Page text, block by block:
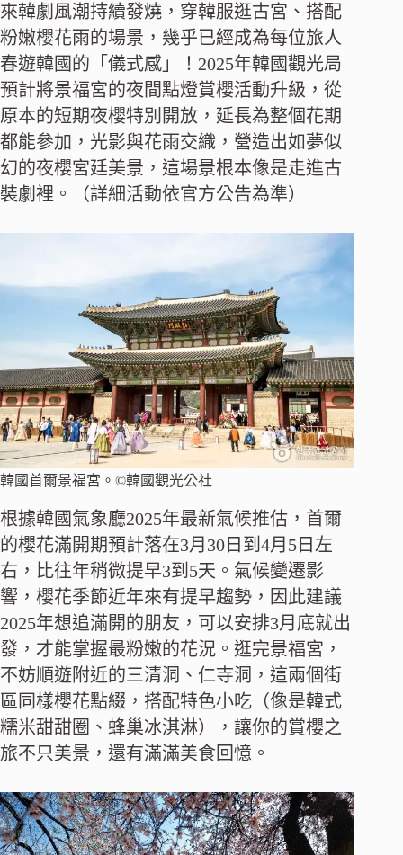
來韓劇風潮持續發燒，穿韓服逛古宮、搭配
粉嫩櫻花雨的場景，幾乎已經成為每位旅人
春遊韓國的「儀式感」！2025年韓國觀光局
預計將景福宮的夜間點燈賞櫻活動升級，從
原本的短期夜櫻特別開放，延長為整個花期
都能參加，光影與花雨交織，營造出如夢似
幻的夜櫻宮廷美景，這場景根本像是走進古
裝劇裡。（詳細活動依官方公告為準）
韓國首爾景福宮。©韓國觀光公社
根據韓國氣象廳2025年最新氣候推估，首爾
的櫻花滿開期預計落在3月30日到4月5日左
右，比往年稍微提早3到5天。氣候變遷影
響，櫻花季節近年來有提早趨勢，因此建議
2025年想追滿開的朋友，可以安排3月底就出
發，才能掌握最粉嫩的花況。逛完景福宮，
不妨順遊附近的三清洞、仁寺洞，這兩個街
區同樣櫻花點綴，搭配特色小吃（像是韓式
糯米甜甜圈、蜂巢冰淇淋），讓你的賞櫻之
旅不只美景，還有滿滿美食回憶。